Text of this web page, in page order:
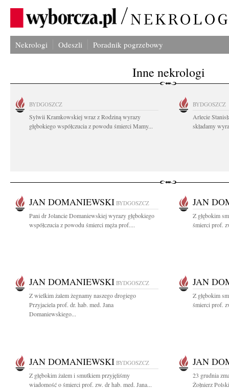
Nekrologi Odeszli Poradnik pogrzebowy
Inne nekrologi
BYDGOSZCZ
Sylwii Kramkowskiej wraz z Rodziną wyrazy
głębokiego współczucia z powodu śmierci Mamy...
BYDGOSZCZ
Arlecie
składamy
JAN DOMANIEWSKI BYDGOSZCZ
Pani dr Jolancie Domaniewskiej wyrazy głębokiego
współczucia z powodu śmierci męża prof....
JAN
Z głębokim
śmierci prof.
JAN DOMANIEWSKI BYDGOSZCZ
Z wielkim żalem żegnamy naszego drogiego
Przyjaciela prof. dr. hab. med. Jana
Domaniewskiego...
JAN
Z głębokim
śmierci prof.
JAN DOMANIEWSKI BYDGOSZCZ
Z głębokim żalem i smutkiem przyjęliśmy
wiadomość o śmierci prof. zw. dr hab. med. Jana...
JAN
23 grudnia
Żołnierz